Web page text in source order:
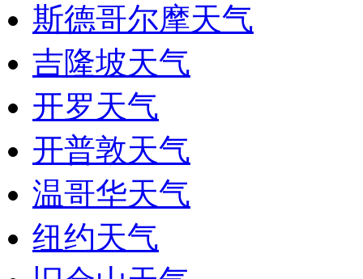
斯德哥尔摩天气
吉隆坡天气
开罗天气
开普敦天气
温哥华天气
纽约天气